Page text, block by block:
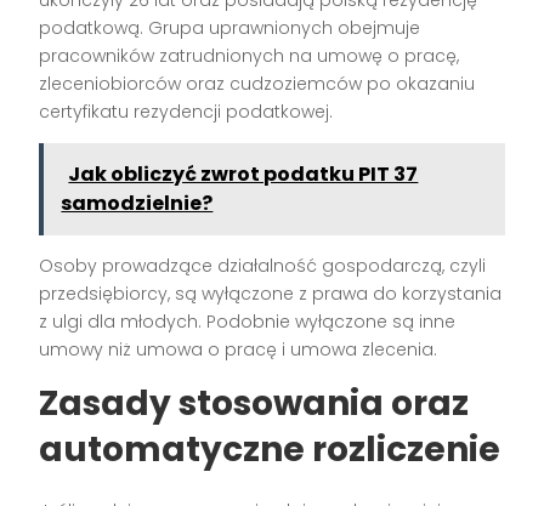
podatkową. Grupa uprawnionych obejmuje
pracowników zatrudnionych na umowę o pracę,
zleceniobiorców oraz cudzoziemców po okazaniu
certyfikatu rezydencji podatkowej.
Jak obliczyć zwrot podatku PIT 37
samodzielnie?
Osoby prowadzące działalność gospodarczą, czyli
przedsiębiorcy, są wyłączone z prawa do korzystania
z ulgi dla młodych. Podobnie wyłączone są inne
umowy niż umowa o pracę i umowa zlecenia.
Zasady stosowania oraz
automatyczne rozliczenie